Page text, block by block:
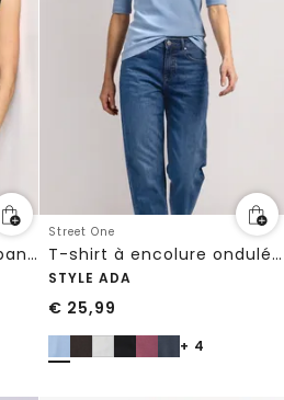
T-shirt à épaules tombantes avec découpe
Street One
T-shirt à encolure ondulée, couleur unie
STYLE ADA
€ 25,99
+ 4